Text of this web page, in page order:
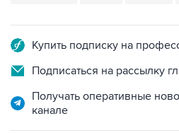
Купить подписку на
Подписаться на рассылку
Получать оперативные
канале